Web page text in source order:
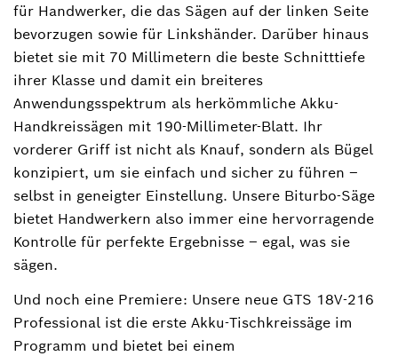
für Handwerker, die das Sägen auf der linken Seite
bevorzugen sowie für Linkshänder. Darüber hinaus
bietet sie mit 70 Millimetern die beste Schnitttiefe
ihrer Klasse und damit ein breiteres
Anwendungsspektrum als herkömmliche Akku-
Handkreissägen mit 190-Millimeter-Blatt. Ihr
vorderer Griff ist nicht als Knauf, sondern als Bügel
konzipiert, um sie einfach und sicher zu führen ‒
selbst in geneigter Einstellung. Unsere Biturbo-Säge
bietet Handwerkern also immer eine hervorragende
Kontrolle für perfekte Ergebnisse ‒ egal, was sie
sägen.
Und noch eine Premiere: Unsere neue GTS 18V-216
Professional ist die erste Akku-Tischkreissäge im
Programm und bietet bei einem